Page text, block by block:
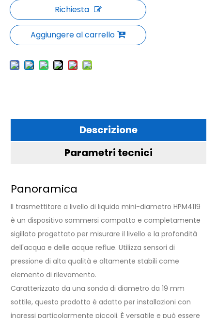
Richiesta
Aggiungere al carrello
Descrizione
Parametri tecnici
Panoramica
Il trasmettitore a livello di liquido mini-diametro HPM4119
è un dispositivo sommersi compatto e completamente
sigillato progettato per misurare il livello e la profondità
dell'acqua e delle acque reflue. Utilizza sensori di
pressione di alta qualità e altamente stabili come
elemento di rilevamento.
Caratterizzato da una sonda di diametro da 19 mm
sottile, questo prodotto è adatto per installazioni con
ingressi particolarmente piccoli. È versatile e può essere